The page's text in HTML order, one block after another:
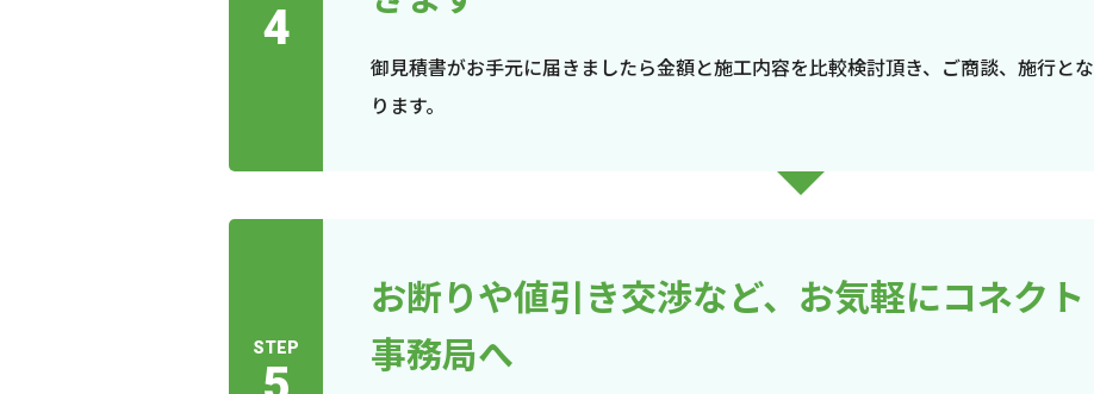
4
御見積書がお手元に届きましたら金額と施工内容を比較検討頂き、ご商談、施行とな
ります。
STEP
お断りや値引き交渉など、お気軽にコネクト
事務局へ